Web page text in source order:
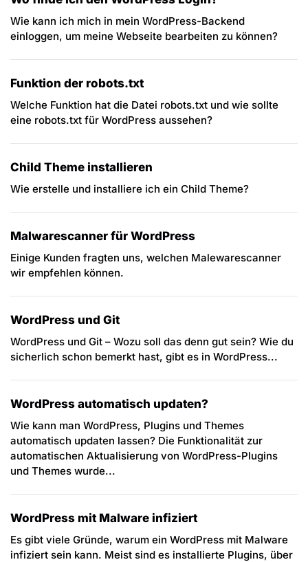
Wie kann ich mich in mein WordPress-Backend
einloggen, um meine Webseite bearbeiten zu können?
Funktion der robots.txt
Welche Funktion hat die Datei robots.txt und wie sollte
eine robots.txt für WordPress aussehen?
Child Theme installieren
Wie erstelle und installiere ich ein Child Theme?
Malwarescanner für WordPress
Einige Kunden fragten uns, welchen Malewarescanner
wir empfehlen können.
WordPress und Git
WordPress und Git – Wozu soll das denn gut sein? Wie du
sicherlich schon bemerkt hast, gibt es in WordPress...
WordPress automatisch updaten?
Wie kann man WordPress, Plugins und Themes
automatisch updaten lassen? Die Funktionalität zur
automatischen Aktualisierung von WordPress-Plugins
und Themes wurde...
WordPress mit Malware infiziert
Es gibt viele Gründe, warum ein WordPress mit Malware
infiziert sein kann. Meist sind es installierte Plugins, über